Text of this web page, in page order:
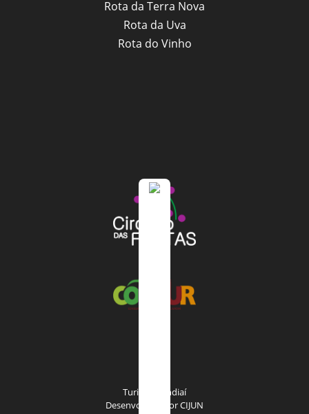
Rota da Terra Nova
Rota da Uva
Rota do Vinho
Turismo Jundiaí
Desenvolvido porCIJUN